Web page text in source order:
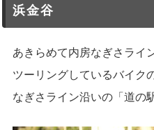
浜金谷
あきらめて内房なぎさライ
ツーリングしているバイク
なぎさライン沿いの「道の